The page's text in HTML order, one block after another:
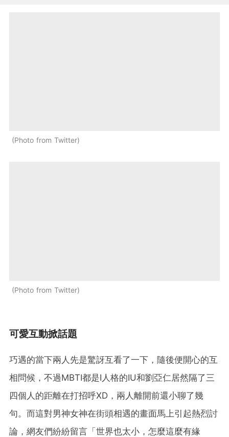
Photo from Twitter
Photo from Twitter
可愛互動掀話題
巧遇的當下兩人先是驚訝互看了一下，隨後便開心的互
相問候，不過MBTI都是I人格的IU和劉亞仁居然隔了三
四個人的距離在打招呼XD，兩人離開前還小聊了幾
句。而這對男神女神在街頭相遇的畫面馬上引起熱烈討
論，網友們紛紛留言「世界也太小，怎麼這麼有緣